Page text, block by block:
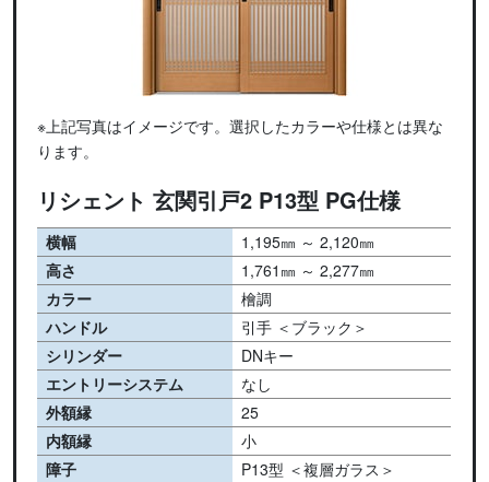
※上記写真はイメージです。選択したカラーや仕様とは異な
ります。
リシェント 玄関引戸2 P13型 PG仕様
横幅
1,195㎜ ～ 2,120㎜
高さ
1,761㎜ ～ 2,277㎜
カラー
檜調
ハンドル
引手 ＜ブラック＞
シリンダー
DNキー
エントリーシステム
なし
外額縁
25
内額縁
小
障子
P13型 ＜複層ガラス＞